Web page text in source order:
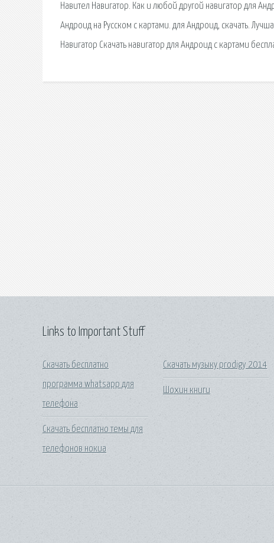
Навител Навигатор. Как и любой другой навигатор для
Андроид на Русском с картами. для Андроид, скачать.
Навигатор Скачать навигатор для Андроид с картами
Links to Important Stuff
Скачать бесплатно
программа whatsapp для
телефона
Скачать бесплатно темы для
телефонов нокиа
Скачать музыку prodigy 2014
Шохин книги